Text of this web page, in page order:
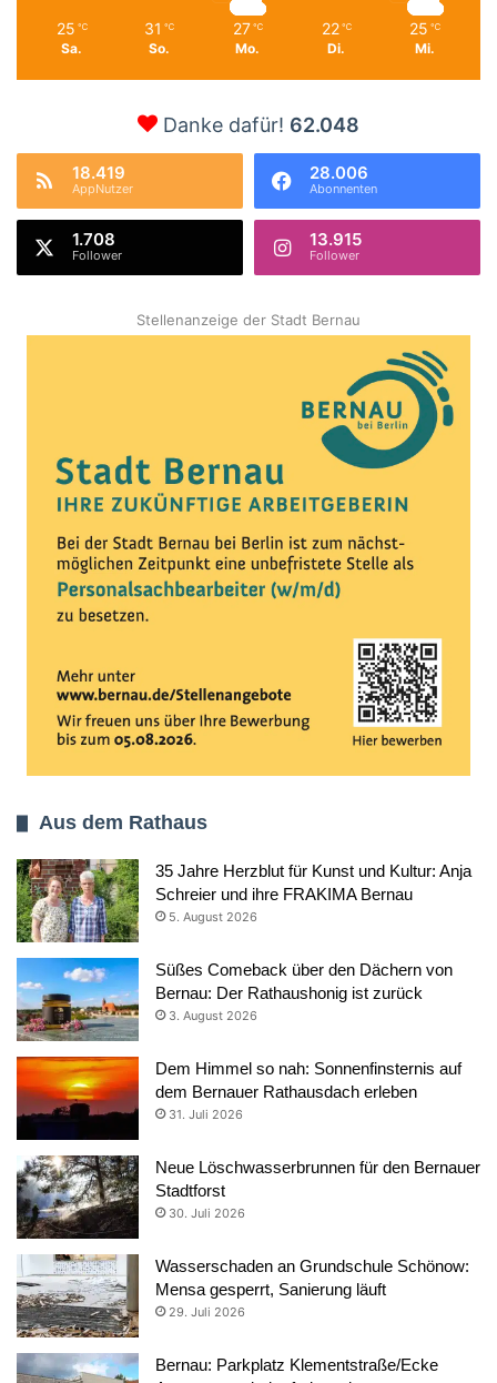
25 ℃
Sa.
31 ℃
So.
27 ℃
Mo.
22 ℃
Di.
25 ℃
Mi.
Danke dafür! 62.048
18.419
AppNutzer
28.006
Abonnenten
1.708
Follower
13.915
Follower
Stellenanzeige der Stadt Bernau
Aus dem Rathaus
35 Jahre Herzblut für Kunst und Kultur: Anja
Schreier und ihre FRAKIMA Bernau
5. August 2026
Süßes Comeback über den Dächern von
Bernau: Der Rathaushonig ist zurück
3. August 2026
Dem Himmel so nah: Sonnenfinsternis auf
dem Bernauer Rathausdach erleben
31. Juli 2026
Neue Löschwasserbrunnen für den Bernauer
Stadtforst
30. Juli 2026
Wasserschaden an Grundschule Schönow:
Mensa gesperrt, Sanierung läuft
29. Juli 2026
Bernau: Parkplatz Klementstraße/Ecke